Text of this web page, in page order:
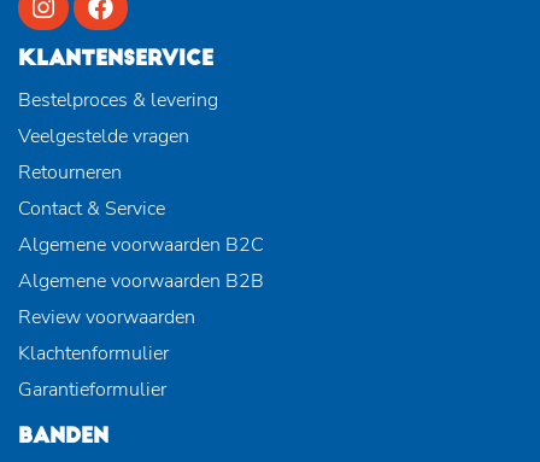
KLANTENSERVICE
Bestelproces & levering
Veelgestelde vragen
Retourneren
Contact & Service
Algemene voorwaarden B2C
Algemene voorwaarden B2B
Review voorwaarden
Klachtenformulier
Garantieformulier
BANDEN